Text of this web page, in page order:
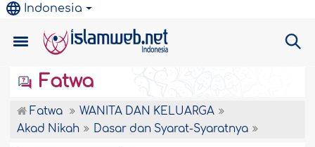
Indonesia
Fatwa
Fatwa
WANITA DAN KELUARGA
Akad Nikah
Dasar dan Syarat-Syaratnya